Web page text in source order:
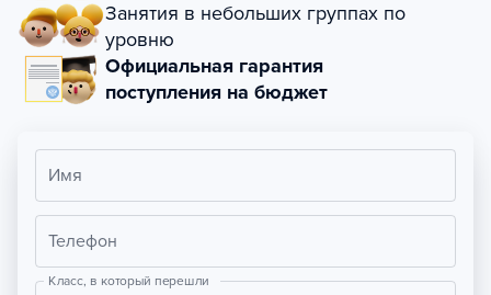
Занятия в небольших группах по
уровню
Официальная гарантия
поступления на бюджет
Имя
Телефон
Класс, в который перешли